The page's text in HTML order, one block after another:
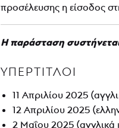
προσέλευσης η είσοδος
Η παράσταση
ΥΠΕΡΤΙΤΛΟΙ
11 Απριλίου 2025
12 Απριλίου 2025
2 Μαΐου 2025 (αγγλικά